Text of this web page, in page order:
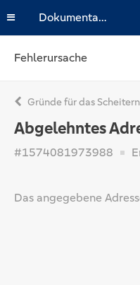
Dokumentation
Fehlerursache
Gründe für das Scheitern
Abgelehntes
#1574081973988
Das angegebene